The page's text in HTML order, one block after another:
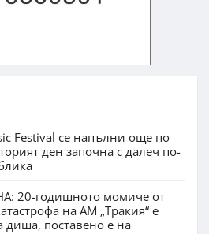
Festival се напълни още по
ден започна с далеч по-
20-годишното момиче от
на АМ „Тракия“ е
диша, поставено е на